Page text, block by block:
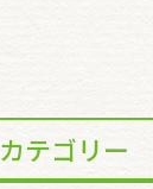
カテゴリー